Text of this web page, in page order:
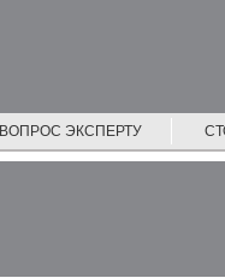
ВОПРОС ЭКСПЕРТУ